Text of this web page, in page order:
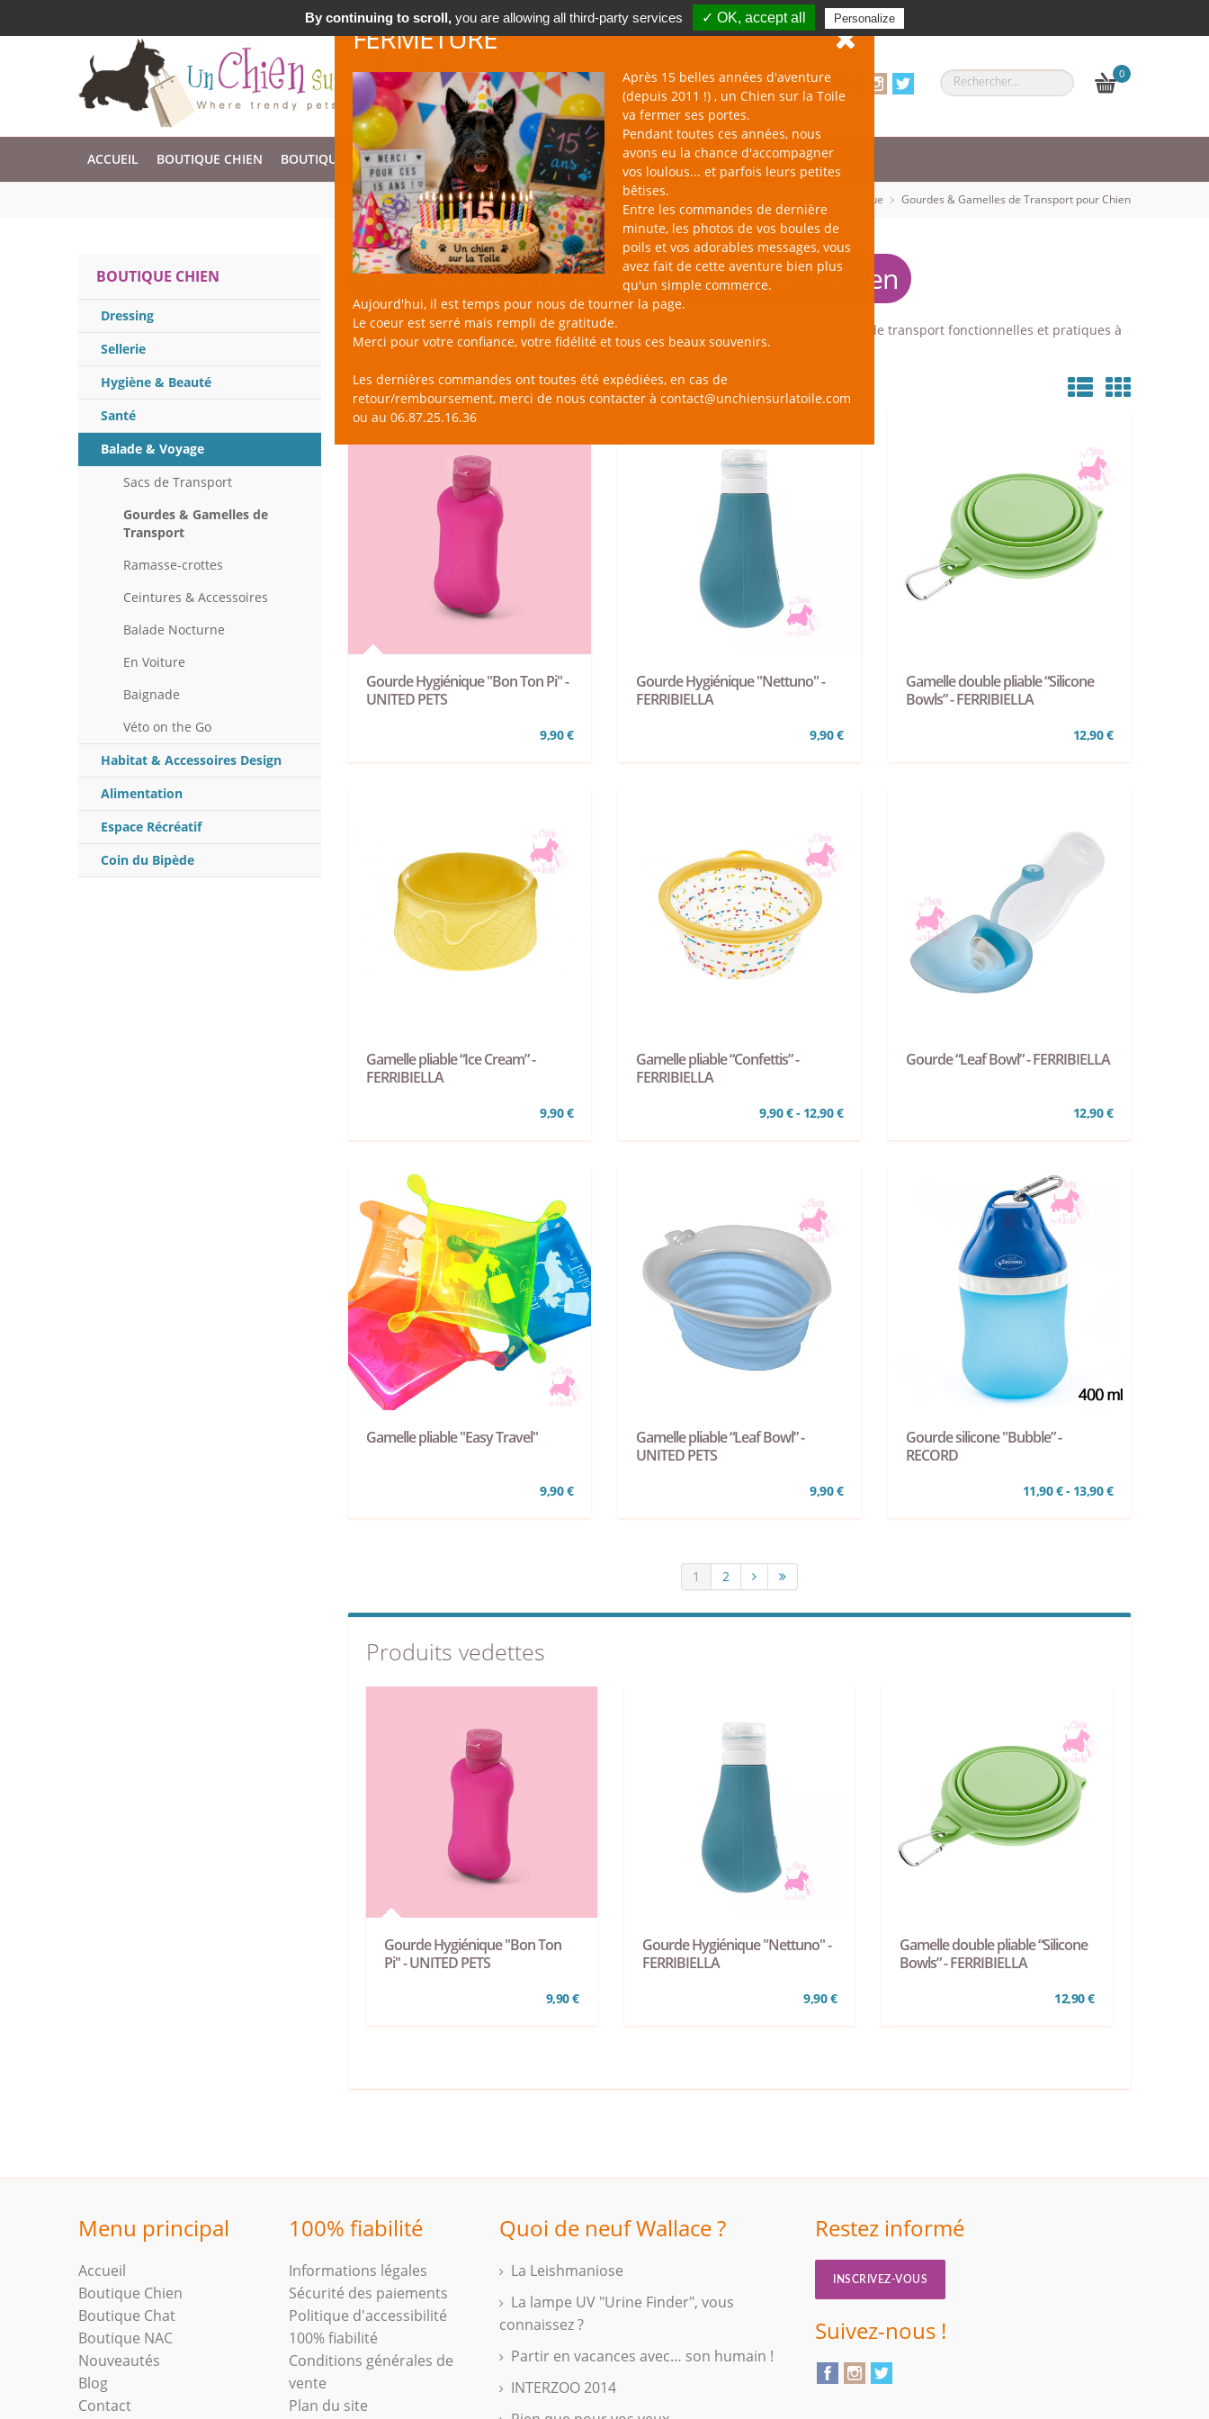
Accessoires & Design pour Chien, Chat, et Nac !
FERMETURE
Après 15 belles années d'aventure
(depuis 2011 !) , un Chien sur la Toile
va fermer ses portes.
Pendant toutes ces années, nous
avons eu la chance d'accompagner
vos loulous... et parfois leurs petites
bêtises.
Entre les commandes de dernière
minute, les photos de vos boules de
poils et vos adorables messages, vous
avez fait de cette aventure bien plus
qu'un simple commerce.
Aujourd'hui, il est temps pour nous de tourner la page.
Le coeur est serré mais rempli de gratitude.
Merci pour votre confiance, votre fidélité et tous ces beaux souvenirs.
Les dernières commandes ont toutes été expédiées, en cas de
retour/remboursement, merci de nous contacter à contact@unchiensurlatoile.com
ou au 06.87.25.16.36
0
ACCUEIL BOUTIQUE CHIEN BOUTIQUE CHAT BOUTIQUE NAC NOUVEAUTÉS BLOG CONTACT
Catalogue Gourdes & Gamelles de Transport pour Chien
BOUTIQUE CHIEN
Dressing
Sellerie
Hygiène & Beauté
Santé
Balade & Voyage
Sacs de Transport
Gourdes & Gamelles de
Transport
Ramasse-crottes
Ceintures & Accessoires
Balade Nocturne
En Voiture
Baignade
Véto on the Go
Habitat & Accessoires Design
Alimentation
Espace Récréatif
Coin du Bipède
Gourdes & Gamelles de Transport pour Chien
un Chien sur la Toile vous propose ici une gamme de gamelles pliables et de gourdes de transport fonctionnelles et pratiques à
utiliser en voyage ou en balade avec votre chien !
Gourde Hygiénique "Bon Ton Pi" -
UNITED PETS
9,90 €
Gourde Hygiénique "Nettuno" -
FERRIBIELLA
9,90 €
Gamelle double pliable “Silicone
Bowls” - FERRIBIELLA
12,90 €
Gamelle pliable “Ice Cream” -
FERRIBIELLA
9,90 €
Gamelle pliable “Confettis” -
FERRIBIELLA
9,90 € - 12,90 €
Gourde “Leaf Bowl” - FERRIBIELLA
12,90 €
Gamelle pliable "Easy Travel"
9,90 €
Gamelle pliable “Leaf Bowl” -
UNITED PETS
9,90 €
Gourde silicone "Bubble” -
RECORD
11,90 € - 13,90 €
1 2
Produits vedettes
Gourde Hygiénique "Bon Ton
Pi" - UNITED PETS
9,90 €
Gourde Hygiénique "Nettuno" -
FERRIBIELLA
9,90 €
Gamelle double pliable “Silicone
Bowls” - FERRIBIELLA
12,90 €
Menu principal
Accueil
Boutique Chien
Boutique Chat
Boutique NAC
Nouveautés
Blog
Contact
100% fiabilité
Informations légales
Sécurité des paiements
Politique d'accessibilité
100% fiabilité
Conditions générales de
vente
Plan du site
Quoi de neuf Wallace ?
La Leishmaniose
La lampe UV "Urine Finder", vous
connaissez ?
Partir en vacances avec… son humain !
INTERZOO 2014
Restez informé
INSCRIVEZ-VOUS
Suivez-nous !
By continuing to scroll,you are allowing all third-party services ✓ OK, accept all Personalize